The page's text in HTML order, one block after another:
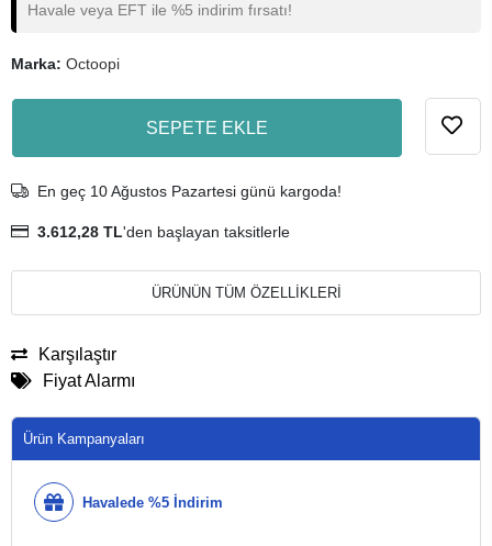
Havale veya EFT ile %5 indirim fırsatı!
Marka: Octoopi
SEPETE EKLE
En geç 10 Ağustos Pazartesi günü kargoda!
3.612,28 TL'den başlayan taksitlerle
ÜRÜNÜN TÜM ÖZELLİKLERİ
Karşılaştır
Fiyat Alarmı
Ürün Kampanyaları
Havalede %5 İndirim